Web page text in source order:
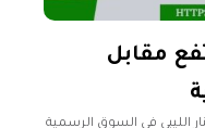
مقابل
الليبي في السوق الرسمية